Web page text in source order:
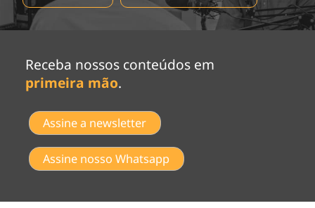
Receba nossos conteúdos em
primeira mão.
Assine a newsletter
Assine nosso Whatsapp